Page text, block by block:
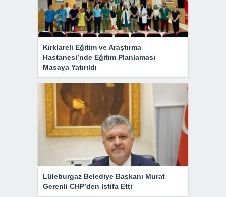
Kırklareli Eğitim ve Araştırma
Hastanesi’nde Eğitim Planlaması
Masaya Yatırıldı
Lüleburgaz Belediye Başkanı Murat
Gerenli CHP’den İstifa Etti